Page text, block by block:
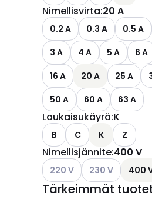
Nimellisvirta:20 A
0.2 A 0.3 A 0.5 A
3 A
4 A 5 A 6 A
16 A
20 A 25 A
50 A
60 A 63 A
Laukaisukäyrä:K
B C K Z
Nimellisjännite:400 V
Katso käytettävissä olevat
220 V Katso
230 V 400
Tärkeimmät